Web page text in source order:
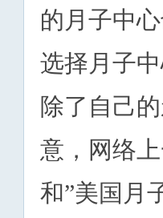
的月子中
选择月子
除了自己
意，网络
和”美国月